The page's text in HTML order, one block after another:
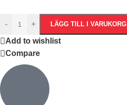
- + LÄGG TILL I VARUKORG
Add to wishlist
Compare